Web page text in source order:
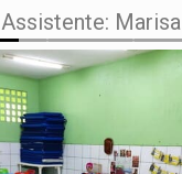
Assistente: Marisa